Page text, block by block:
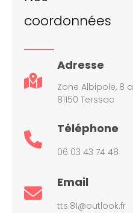
coordonnées
Adresse
Zone Albipole, 8
81150 Terssac
Téléphone
06 03 43 74 48
Email
tts.81@outlook.fr